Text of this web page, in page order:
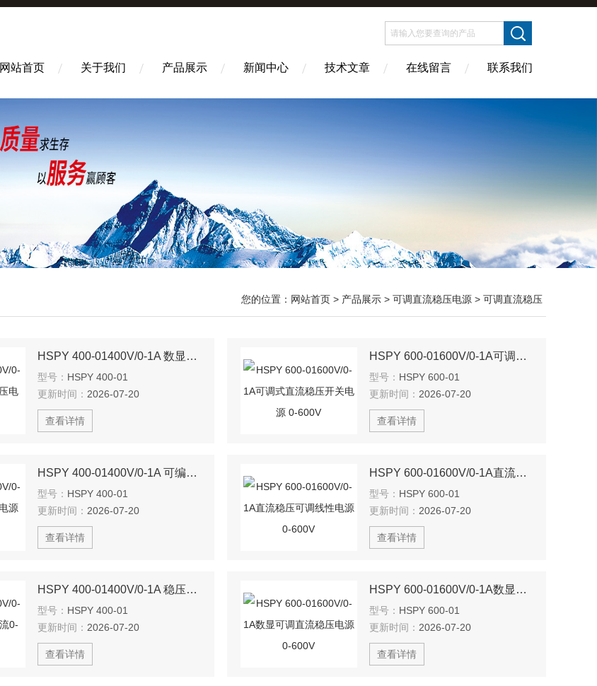
网站首页 关于我们 产品展示 新闻中心 技术文章 在线留言 联系我们
您的位置： 网站首页 > 产品展示 > 可调直流稳压电源 > 可调直流稳压
HSPY 400-01400V/0-1A 数显可调直流稳压电源0-400V
型号： HSPY 400-01
更新时间： 2026-07-20
查看详情
HSPY 600-01600V/0-1A可调式直流稳压开关电源 0-600V
型号： HSPY 600-01
更新时间： 2026-07-20
查看详情
HSPY 400-01400V/0-1A 可编程直流稳压电源0-400V
型号： HSPY 400-01
更新时间： 2026-07-20
查看详情
HSPY 600-01600V/0-1A直流稳压可调线性电源 0-600V
型号： HSPY 600-01
更新时间： 2026-07-20
查看详情
HSPY 400-01400V/0-1A 稳压电源可调直流0-400V
型号： HSPY 400-01
更新时间： 2026-07-20
查看详情
HSPY 600-01600V/0-1A数显可调直流稳压电源 0-600V
型号： HSPY 600-01
更新时间： 2026-07-20
查看详情